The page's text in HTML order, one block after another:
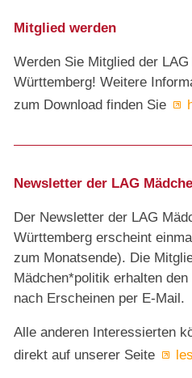
Mitglied werden
Werden Sie Mitglied der
Württemberg! Weitere
zum Download finden Sie
Newsletter der LAG
Der Newsletter der LAG
Württemberg erscheint
zum Monatsende). Die
Mädchen*politik erhalten
nach Erscheinen per E-Mail.
Alle anderen Interessierten
direkt auf unserer Seite